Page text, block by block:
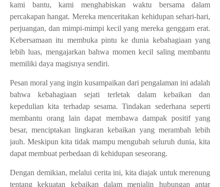
kami bantu, kami menghabiskan waktu bersama dalam
percakapan hangat. Mereka menceritakan kehidupan sehari-hari,
perjuangan, dan mimpi-mimpi kecil yang mereka genggam erat.
Kebersamaan itu membuka pintu ke dunia kebahagiaan yang
lebih luas, mengajarkan bahwa momen kecil saling membantu
memiliki daya magisnya sendiri.
Pesan moral yang ingin kusampaikan dari pengalaman ini adalah
bahwa kebahagiaan sejati terletak dalam kebaikan dan
kepedulian kita terhadap sesama. Tindakan sederhana seperti
membantu orang lain dapat membawa dampak positif yang
besar, menciptakan lingkaran kebaikan yang merambah lebih
jauh. Meskipun kita tidak mampu mengubah seluruh dunia, kita
dapat membuat perbedaan di kehidupan seseorang.
Dengan demikian, melalui cerita ini, kita diajak untuk merenung
tentang kekuatan kebaikan dalam menjalin hubungan antar